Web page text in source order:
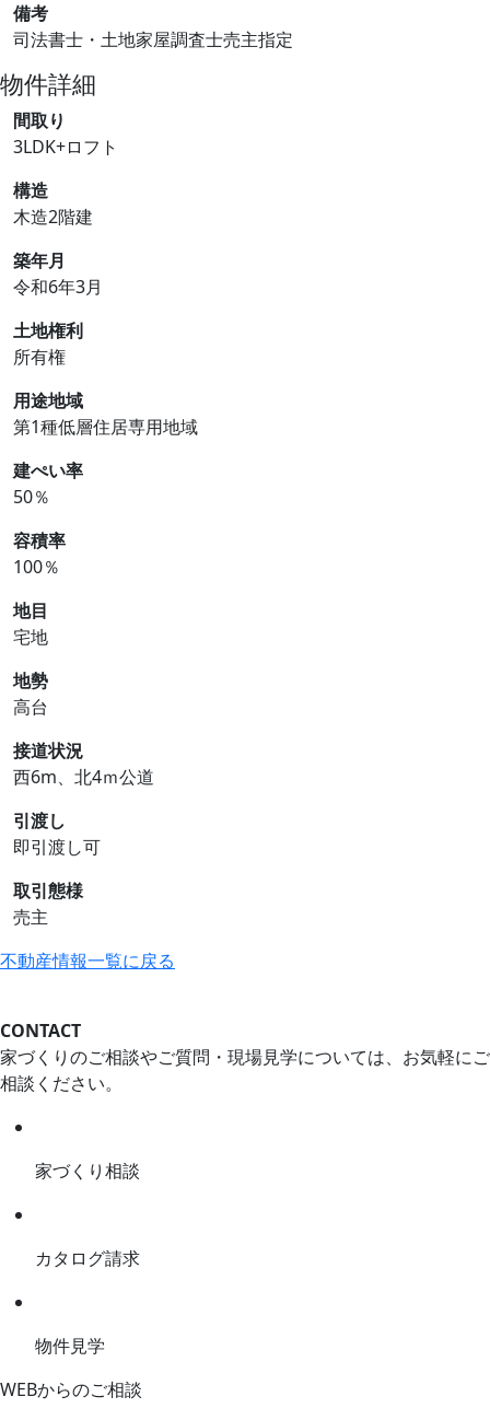
備考
司法書士・土地家屋調査士売主指定
物件詳細
間取り
3LDK+ロフト
構造
木造2階建
築年月
令和6年3月
土地権利
所有権
用途地域
第1種低層住居専用地域
建ぺい率
50％
容積率
100％
地目
宅地
地勢
高台
接道状況
西6m、北4ｍ公道
引渡し
即引渡し可
取引態様
売主
不動産情報一覧に戻る
CONTACT
家づくりのご相談やご質問・現場見学については、お気軽にご
相談ください。
家づくり相談
カタログ請求
物件見学
WEBからのご相談